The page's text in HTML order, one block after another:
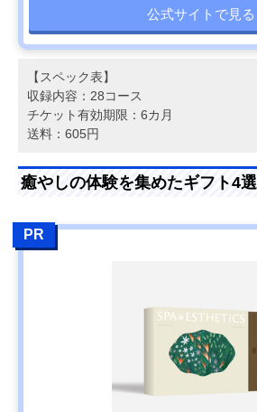
公式サイトで見る
【スペック表】
収録内容：28コース
チケット有効期限：6カ月
送料：605円
癒やしの体験を集めたギフト4選
PR